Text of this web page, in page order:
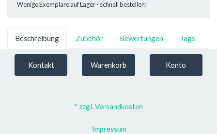
Wenige Exemplare auf Lager - schnell bestellen!
Beschreibung Zubehör Bewertungen Tags
Kontakt Warenkorb Konto
* zzgl. Versandkosten
Impressum